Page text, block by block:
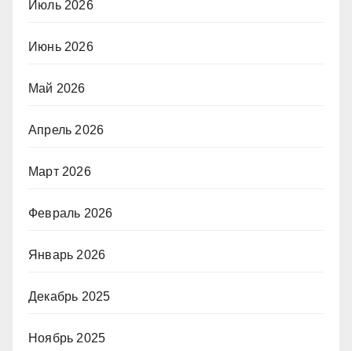
Июль 2026
Июнь 2026
Май 2026
Апрель 2026
Март 2026
Февраль 2026
Январь 2026
Декабрь 2025
Ноябрь 2025